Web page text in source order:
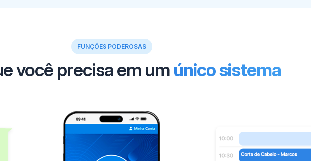
FUNÇÕES PODEROSAS
você precisa em um único sistema